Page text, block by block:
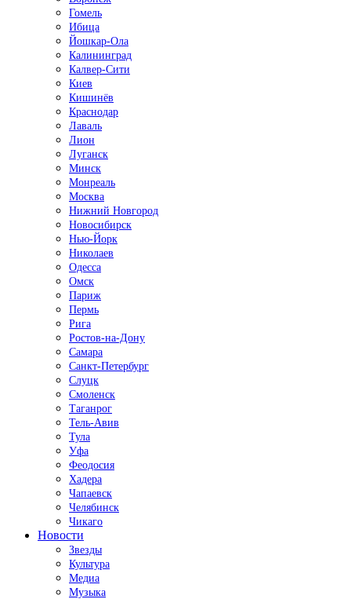
Гомель
Ибица
Йошкар-Ола
Калининград
Калвер-Сити
Киев
Кишинёв
Краснодар
Лаваль
Лион
Луганск
Минск
Монреаль
Москва
Нижний Новгород
Новосибирск
Нью-Йорк
Николаев
Одесса
Омск
Париж
Пермь
Рига
Ростов-на-Дону
Самара
Санкт-Петербург
Слуцк
Смоленск
Таганрог
Тель-Авив
Тула
Уфа
Феодосия
Хадера
Чапаевск
Челябинск
Чикаго
Новости
Звезды
Культура
Медиа
Музыка